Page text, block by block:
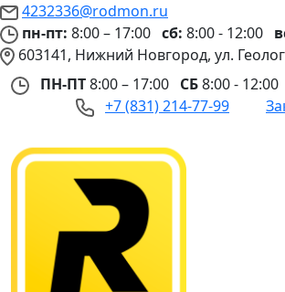
4232336@rodmon.ru
пн-пт: 8:00 – 17:00 сб: 8:00 - 12:00
603141, Нижний Новгород, ул.
ПН-ПТ8:00 – 17:00 СБ8:00 - 12:00
+7 (831) 214-77-99